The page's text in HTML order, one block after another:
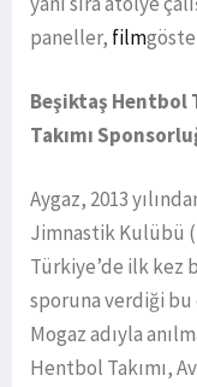
paneller, film
Beşiktaş Hentbol
Takımı
Aygaz, 2013
Jimnastik Kulübü
Türkiye’de ilk
sporuna verdiği
Mogaz adıyla
Hentbol Takımı,